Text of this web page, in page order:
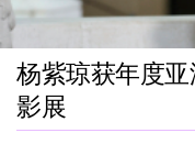
杨紫琼获年度
影展